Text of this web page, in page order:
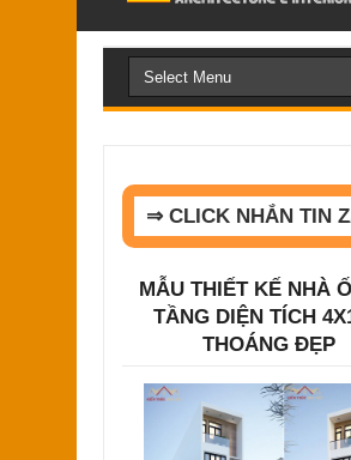
⇒ CLICK NHẮN TIN
MẪU THIẾT KẾ NHÀ
TẦNG DIỆN TÍCH
THOÁNG ĐẸP